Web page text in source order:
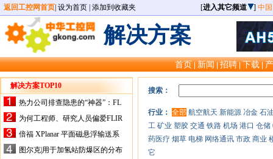
返回工控网首页 设为首页 添加到收藏夹 [进入其它频道 ] 中
解决方案
首页|新闻|招聘|下载|
解决方案TOP10
热力公司排查隐患的“神器”：FL
IR手持式热像仪，高效精准！
为何工程师、研究人员偏爱FLIR
X-HS系列热像仪？精准高效是
关键
倍福 XPlanar 平面磁悬浮输送系
统的创新应用
图尔克|用于加氢站防爆区的分布
搜索：
行业： 全部 航空航天 新能源 冶金 石
工 矿业 塑胶 交通 铁路 机场 港口 仓储
药医疗 烟草 电梯 网络通讯 市政 商业
它